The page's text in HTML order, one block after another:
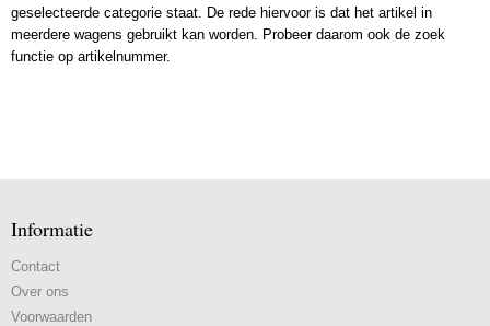
geselecteerde categorie staat. De rede hiervoor is dat het artikel in
meerdere wagens gebruikt kan worden. Probeer daarom ook de zoek
functie op artikelnummer.
Informatie
Contact
Over ons
Voorwaarden